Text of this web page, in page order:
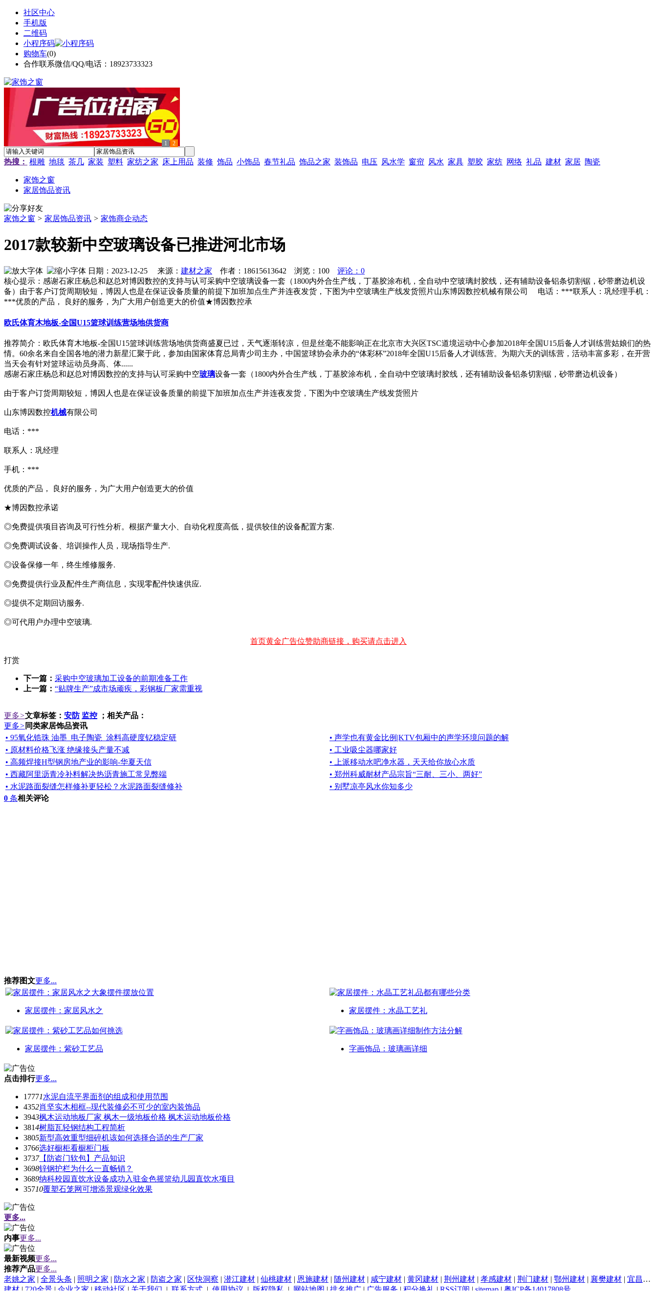
社区中心
手机版
二维码
小程序码
购物车(0)
合作联系微信/QQ/电话：18923733323
1 2
热搜： 根雕 地毯 茶几 家装 塑料 家纺之家 床上用品 装修 饰品 小饰品 春节礼品 饰品之家 装饰品 电压 风水学 窗帘 风水 家具 塑胶 家纺 网络 礼品 建材 家居 陶瓷
家饰之窗
家居饰品资讯
家饰之窗 > 家居饰品资讯 > 家饰商企动态
2017款较新中空玻璃设备已推进河北市场
日期：2023-12-25 来源： 建材之家 作者：18615613642 浏览： 100
评论：0
核心提示：感谢石家庄杨总和赵总对博因数控的支持与认可采购中空玻璃设备一套（1800内外合生产线，丁基胶涂布机，全自动中空玻璃封胶线，还有辅助设备铝条切割锯，砂带磨边机设
备）由于客户订货周期较短，博因人也是在保证设备质量的前提下加班加点生产并连夜发货，下图为中空玻璃生产线发货照片山东博因数控机械有限公司 电话：***联系人：巩经理手机：
***优质的产品， 良好的服务，为广大用户创造更大的价值★博因数控承
欧氏体育木地板-全国U15篮球训练营场地供货商
推荐简介：欧氏体育木地板-全国U15篮球训练营场地供货商盛夏已过，天气逐渐转凉，但是丝毫不能影响正在北京市大兴区TSC道境运动中心参加2018年全国U15后备人才训练营姑娘们的热
情。60余名来自全国各地的潜力新星汇聚于此，参加由国家体育总局青少司主办，中国篮球协会承办的“体彩杯”2018年全国U15后备人才训练营。为期六天的训练营，活动丰富多彩，在开营
当天会有针对篮球运动员身高、体......
感谢石家庄杨总和赵总对博因数控的支持与认可采购中空玻璃设备一套（1800内外合生产线，丁基胶涂布机，全自动中空玻璃封胶线，还有辅助设备铝条切割锯，砂带磨边机设备）
由于客户订货周期较短，博因人也是在保证设备质量的前提下加班加点生产并连夜发货，下图为中空玻璃生产线发货照片
山东博因数控机械有限公司
电话：***
联系人：巩经理
手机：***
优质的产品， 良好的服务，为广大用户创造更大的价值
★博因数控承诺
◎免费提供项目咨询及可行性分析。根据产量大小、自动化程度高低，提供较佳的设备配置方案.
◎免费调试设备、培训操作人员，现场指导生产.
◎设备保修一年，终生维修服务.
◎免费提供行业及配件生产商信息，实现零配件快速供应.
◎提供不定期回访服务.
◎可代用户办理中空玻璃.
首页黄金广告位赞助商链接，购买请点击进入
打赏
下一篇： 采购中空玻璃加工设备的前期准备工作
上一篇： “贴牌生产”成市场顽疾，彩钢板厂家需重视
更多>文章标签： 安防 监控 ；相关产品：
更多> 同类家居饰品资讯
• 95氧化锆珠 油墨_电子陶瓷_涂料高硬度钇稳定研
• 声学也有黄金比例|KTV包厢中的声学环境问题的解
• 原材料价格飞涨 绝缘接头产量不减
• 工业吸尘器哪家好
• 高频焊接H型钢房地产业的影响-华夏天信
• 上派移动水吧净水器，天天给你放心水质
• 西藏阿里沥青冷补料解决热沥青施工常见弊端
• 郑州科威耐材产品宗旨“三耐、三小、两好”
• 水泥路面裂缝怎样修补更轻松？水泥路面裂缝修补
• 别墅凉亭风水你知多少
0 条相关评论
推荐图文更多...
家居摆件：家居风水之 家居摆件：水晶工艺礼
家居摆件：紫砂工艺品 字画饰品：玻璃画详细
点击排行更多...
17771水泥自流平界面剂的组成和使用范围
4352肖坚实木相框--现代装修必不可少的室内装饰品
3943枫木运动地板厂家 枫木一级地板价格 枫木运动地板价格
3814树脂瓦轻钢结构工程简析
3805新型高效重型细碎机该如何选择合适的生产厂家
3766选好橱柜看橱柜门板
3737【防盗门软包】产品知识
3698锌钢护栏为什么一直畅销？
3689纳科校园直饮水设备成功入驻金色摇篮幼儿园直饮水项目
35710覆塑石笼网可增添景观绿化效果
更多...
内事更多...
最新视频更多...
推荐产品更多...
老姚之家 | 全景头条 | 照明之家 | 防水之家 | 防盗之家 | 区快洞察 | 潜江建材 | 仙桃建材 | 恩施建材 | 随州建材 | 咸宁建材 | 黄冈建材 | 荆州建材 | 孝感建材 | 荆门建材 | 鄂州建材 | 襄樊建材 | 宜昌建材
建材 | 720全景 | 企业之家 | 移动社区 | 关于我们 | 联系方式 | 使用协议 | 版权隐私 | 网站地图 | 排名推广 | 广告服务 | 积分换礼 | RSS订阅 | sitemap | 粤ICP备14017808号